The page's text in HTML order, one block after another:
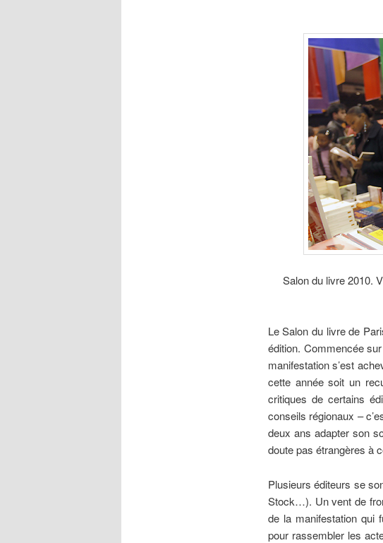
Salondu livre 2010.
Le Salon du livre de
édition. Commencée
manifestation s’est
cette année soit un
critiques de certains
conseils régionaux –
deux ans adapter son
doute pas étrangères à
Plusieurs éditeurs se
Stock…). Un vent de
de la manifestation qui
pour rassembler les